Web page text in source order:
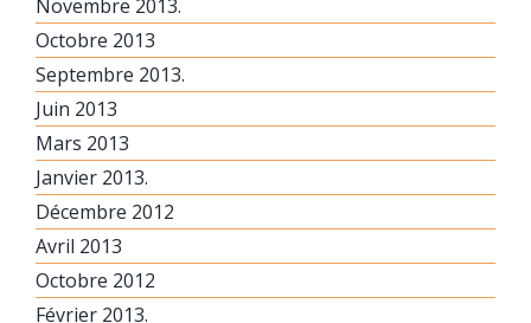
Novembre 2013.
Octobre 2013
Septembre 2013.
Juin 2013
Mars 2013
Janvier 2013.
Décembre 2012
Avril 2013
Octobre 2012
Février 2013.